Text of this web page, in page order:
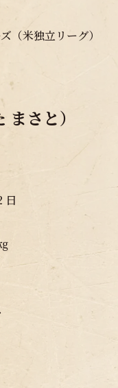
（米独立リーグ）
さと）
日